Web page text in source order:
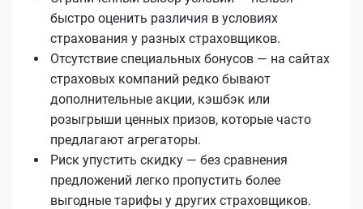
быстро оценить различия в условиях
страхования у разных страховщиков.
Отсутствие специальных бонусов — на сайтах
страховых компаний редко бывают
дополнительные акции, кэшбэк или
розыгрыши ценных призов, которые часто
предлагают агрегаторы.
Риск упустить скидку — без сравнения
предложений легко пропустить более
выгодные тарифы у других страховщиков.